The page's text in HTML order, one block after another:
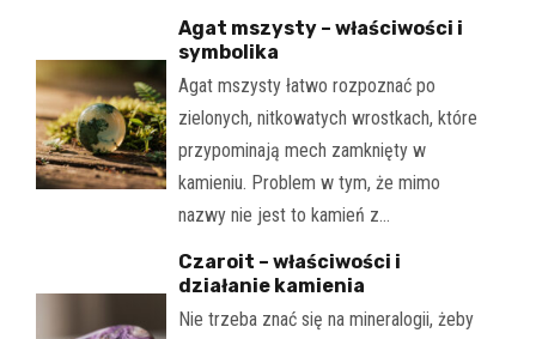
Agat mszysty – właściwości i
symbolika
Agat mszysty łatwo rozpoznać po
zielonych, nitkowatych wrostkach, które
przypominają mech zamknięty w
kamieniu. Problem w tym, że mimo
nazwy nie jest to kamień z…
Czaroit – właściwości i
działanie kamienia
Nie trzeba znać się na mineralogii, żeby